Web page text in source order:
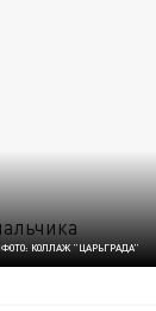
ФОТО: КОЛЛАЖ "ЦАРЬГРАДА"